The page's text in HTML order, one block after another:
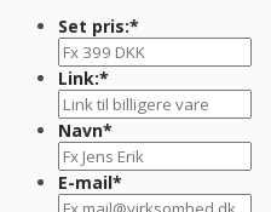
Set pris:*
Link:*
Navn*
E-mail*